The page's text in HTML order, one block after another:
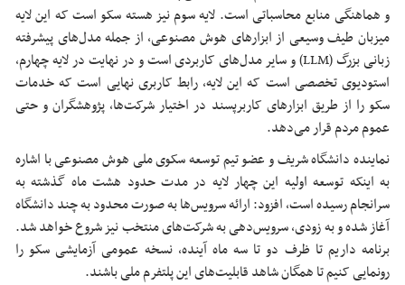
و هماهنگی منابع محاسباتی است. لایه سوم نیز هسته سکو است که این لایه
میزبان طیف وسیعی از ابزارهای هوش مصنوعی، از جمله مدل‌های پیشرفته
زبانی بزرگ (LLM) و سایر مدل‌های کاربردی است و در نهایت در لایه چهارم،
استودیوی تخصصی است که این لایه، رابط کاربری نهایی است که خدمات
سکو را از طریق ابزارهای کاربرپسند در اختیار شرکت‌ها، پژوهشگران و حتی
عموم مردم قرار می‌دهد.
نماینده دانشگاه شریف و عضو تیم توسعه سکوی ملی هوش مصنوعی با اشاره
به اینکه توسعه اولیه این چهار لایه در مدت حدود هشت ماه گذشته به
سرانجام رسیده است، افزود: ارائه سرویس‌ها به صورت محدود به چند دانشگاه
آغاز شده و به زودی، سرویس‌دهی به شرکت‌های منتخب نیز شروع خواهد شد.
برنامه داریم تا ظرف دو تا سه ماه آینده، نسخه عمومی آزمایشی سکو را
رونمایی کنیم تا همگان شاهد قابلیت‌های این پلتفرم ملی باشند.